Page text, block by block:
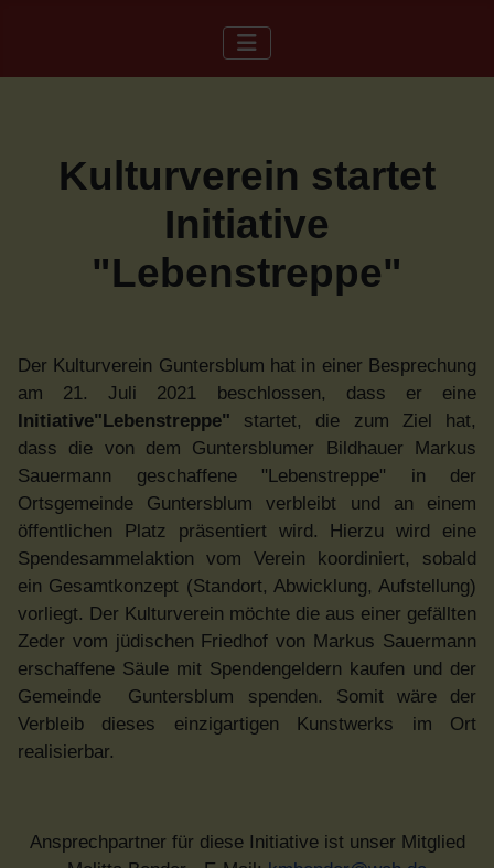
Kulturverein startet
Initiative
"Lebenstreppe"
Der Kulturverein Guntersblum hat in einer Besprechung
am 21. Juli 2021 beschlossen, dass er eine
Initiative"Lebenstreppe" startet, die zum Ziel hat,
dass die von dem Guntersblumer Bildhauer Markus
Sauermann geschaffene "Lebenstreppe" in der
Ortsgemeinde Guntersblum verbleibt und an einem
öffentlichen Platz präsentiert wird. Hierzu wird eine
Spendesammelaktion vom Verein koordiniert, sobald
ein Gesamtkonzept (Standort, Abwicklung, Aufstellung)
vorliegt. Der Kulturverein möchte die aus einer gefällten
Zeder vom jüdischen Friedhof von Markus Sauermann
erschaffene Säule mit Spendengeldern kaufen und der
Gemeinde Guntersblum spenden. Somit wäre der
Verbleib dieses einzigartigen Kunstwerks im Ort
realisierbar.
Ansprechpartner für diese Initiative ist unser Mitglied